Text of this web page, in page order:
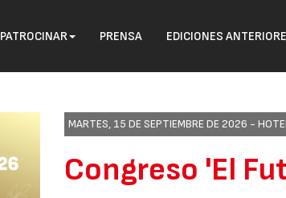
PATROCINAR PRENSA EDICIONES
MARTES, 15 DE SEPTIEMBRE DE 2026 -
Congreso 'El